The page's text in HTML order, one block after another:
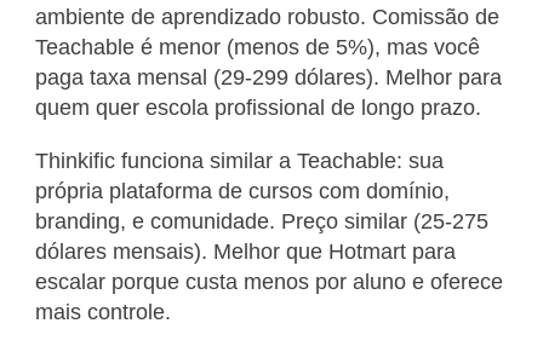
ambiente de aprendizado robusto. Comissão de
Teachable é menor (menos de 5%), mas você
paga taxa mensal (29-299 dólares). Melhor para
quem quer escola profissional de longo prazo.
Thinkific funciona similar a Teachable: sua
própria plataforma de cursos com domínio,
branding, e comunidade. Preço similar (25-275
dólares mensais). Melhor que Hotmart para
escalar porque custa menos por aluno e oferece
mais controle.